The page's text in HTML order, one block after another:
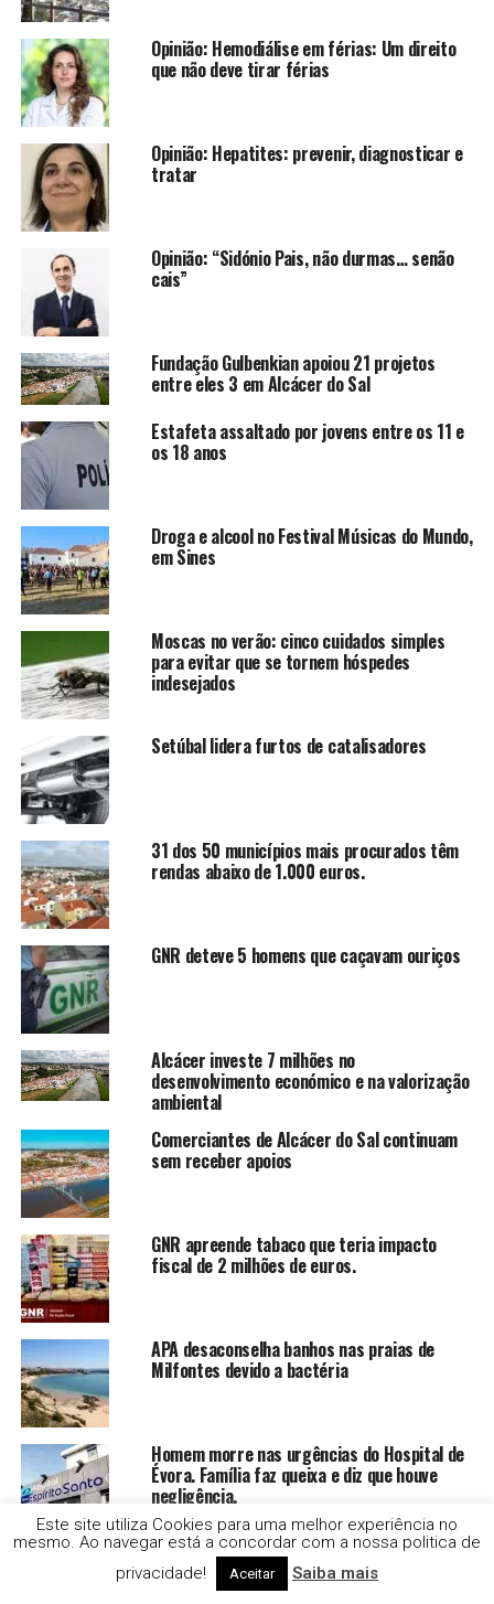
Opinião: Hemodiálise em férias: Um direito
que não deve tirar férias
Opinião: Hepatites: prevenir, diagnosticar e
tratar
Opinião: “Sidónio Pais, não durmas… senão
cais”
Fundação Gulbenkian apoiou 21 projetos
entre eles 3 em Alcácer do Sal
Estafeta assaltado por jovens entre os 11 e
os 18 anos
Droga e alcool no Festival Músicas do Mundo,
em Sines
Moscas no verão: cinco cuidados simples
para evitar que se tornem hóspedes
indesejados
Setúbal lidera furtos de catalisadores
31 dos 50 municípios mais procurados têm
rendas abaixo de 1.000 euros.
GNR deteve 5 homens que caçavam ouriços
Alcácer investe 7 milhões no
desenvolvimento económico e na valorização
ambiental
Comerciantes de Alcácer do Sal continuam
sem receber apoios
GNR apreende tabaco que teria impacto
fiscal de 2 milhões de euros.
APA desaconselha banhos nas praias de
Milfontes devido a bactéria
Homem morre nas urgências do Hospital de
Évora. Família faz queixa e diz que houve
negligência.
Centros de Saúde em risco de perder
financiamento do PRR
Este site utiliza Cookies para uma melhor experiência no
mesmo. Ao navegar está a concordar com a nossa politica de
privacidade!
Aceitar Saiba mais